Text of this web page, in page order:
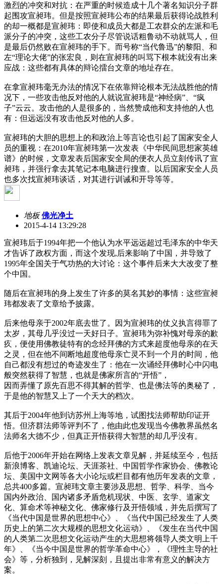
激烈的冲突和对抗：在严重的时候造成十几个著名知识分子群
起围攻宣昶玮。但是按照宣昶玮公布的结果最后获得论战胜利
的却一概都是宣昶玮：即使和成员大都是工农群众的左派和毛
派分子的冲突，这些工农分子尽管说话粗鲁动不动就骂人，但
是最后仍然败在宣昶玮的手下。而号称“当代鲁迅”的黎阳、和
左“理论大佬”的张宏良，则在宣昶玮的叫骂下根本就没有出来
应战：这些都有具体的辩论擂台文章的地址存在。
在拿宣昶玮毫无办法的情况下在依靠辩论根本无法战胜他的情
况下，一些攻击他反对他的人就说宣昶玮是“神经病”、“疯
子”云云。攻击他的人是很多的，当然赞成他和支持他的人也
有：但远远没有攻击他反对他的人多。
宣昶玮的大胆的思想上的和政治上等言论也引起了国家安全人
员的重视：在2010年宣昶玮第一次发表《中华民间思想家英雄
谱》的时候，文章发表后国家安全局的便衣人员立刻传讯了宣
昶玮，并强行拿去其笔记本电脑进行搜查。以后国家安全人员
也多次找宣昶玮谈话，对其进行训诫和开导等等。
地板 佛光净土
2015-4-14 13:29:28
宣昶玮后于1994年把一个他认为水平远远超过毛泽东的中华天
才告诉了政权方面，而这个发现,后来影响了中国，并导致了
1995年全国关于气功热的大讨论：这个事件后来大大改变了整
个中国。
随后在宣昶玮的身上发生了许多的莫名其妙的事情：这些宣昶
玮都发表了文章给予披露。
后来他母亲于2002年底去世了。因为宣昶玮的仗义执言得罪了
太岁，其母几乎没过一天好日子。宣昶玮为弥补愧对母亲的歉
疚，便使用佛教徒特有的念经拜佛的方式来超度他母亲的在天
之灵，但在他不间断地超度他母亲亡灵不到一个月的时间，他
自己都没有想过的奇迹发生了：他在一次诵经拜佛时心中闪电
般突然获得了智慧，也就是佛家所言的“开悟”，
因而弄懂了原先百思不得其解的哲学、也是佛法等的奥秘了，
于是他的智慧又上了一个天大的档次。
其后于2004年他到访苏州上海等地，试图找法师帮助印证开
悟。但济群法师等评判不了，他由此也发现当今佛教界虽然名
法师名大德不少，但真正开悟获得大智慧的却几乎没有。
后他于2006年开始在网络上发表文章见解，并延续至今，包括
新浪博客、凯迪论坛、天涯茶社、中国哲学作家协会、佛教论
坛、美国中文网等各大小论坛或栏目都有他历年发表的文章，
总共400多篇。宣昶玮文章主要涉及思想、哲学、科学、当今
国内外政治、国内诸多矛盾危机现状、中医、玄学、道家文
化、算命术等神秘文化、佛家修行及开悟领域，并先后撰写了
《当代中国是世界的思想中心》、《当代中国已经发生了人类
历史上的第二次大规模的思想文化运动》、《发生在当代中国
的人类第二次思想文化运动产生的大思想将领导人类文明上千
年》、《当今中国是世界的哲学革命中心》，《理性主导的社
会》等，分析独到，见解深刻，且提出非常有意义的解决方
案。